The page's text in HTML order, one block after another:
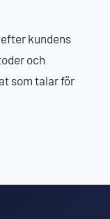
kundens
och
som talar för